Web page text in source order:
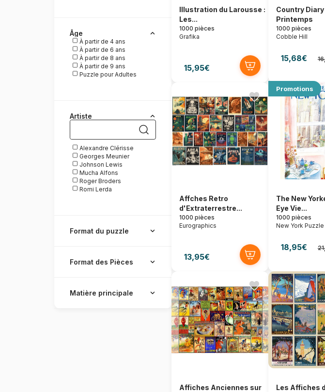
Illustration du Larousse :
Les...
1000 pièces
Grafika
15,95€
Country Diary
Printemps
1000 pièces
Cobble Hill
15,68€
Affches Retro
d'Extraterrestre...
1000 pièces
Eurographics
13,95€
Promotions
The New
Eye Vie...
1000 pièces
New York
18,95€
Affiches Anciennes sur
Les Affiches
Posters
Âge
À partir de 4 ans
À partir de 6 ans
À partir de 8 ans
À partir de 9 ans
Puzzle pour Adultes
Artiste
Alexandre Clérisse
Georges Meunier
Johnson Lewis
Mucha Alfons
Roger Broders
Romi Lerda
Format du puzzle
Format des Pièces
Matière principale